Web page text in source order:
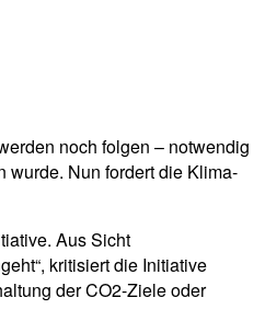
noch folgen – notwendig
wurde. Nun fordert die Klima-
Aus Sicht
kritisiert die Initiative
der CO2-Ziele oder